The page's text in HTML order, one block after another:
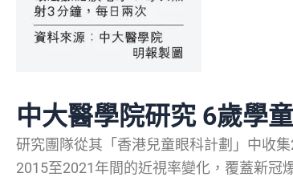
中大醫學院研究 6歲學
研究團隊從其「香港兒童眼科計劃」中收
2015至2021年間的近視率變化，覆蓋新冠